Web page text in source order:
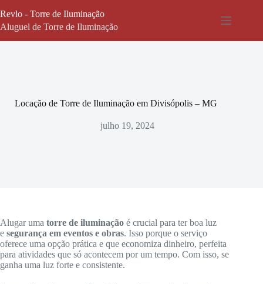
para
o
Revlo - Torre de Iluminação
Aluguel de Torre de Iluminação
Locação de Torre de Iluminação em Divisópolis – MG
julho 19, 2024
Alugar uma torre de iluminação é crucial para ter boa luz
e segurança em eventos e obras. Isso porque o serviço
oferece uma opção prática e que economiza dinheiro, perfeita
para atividades que só acontecem por um tempo. Com isso, se
ganha uma luz forte e consistente.